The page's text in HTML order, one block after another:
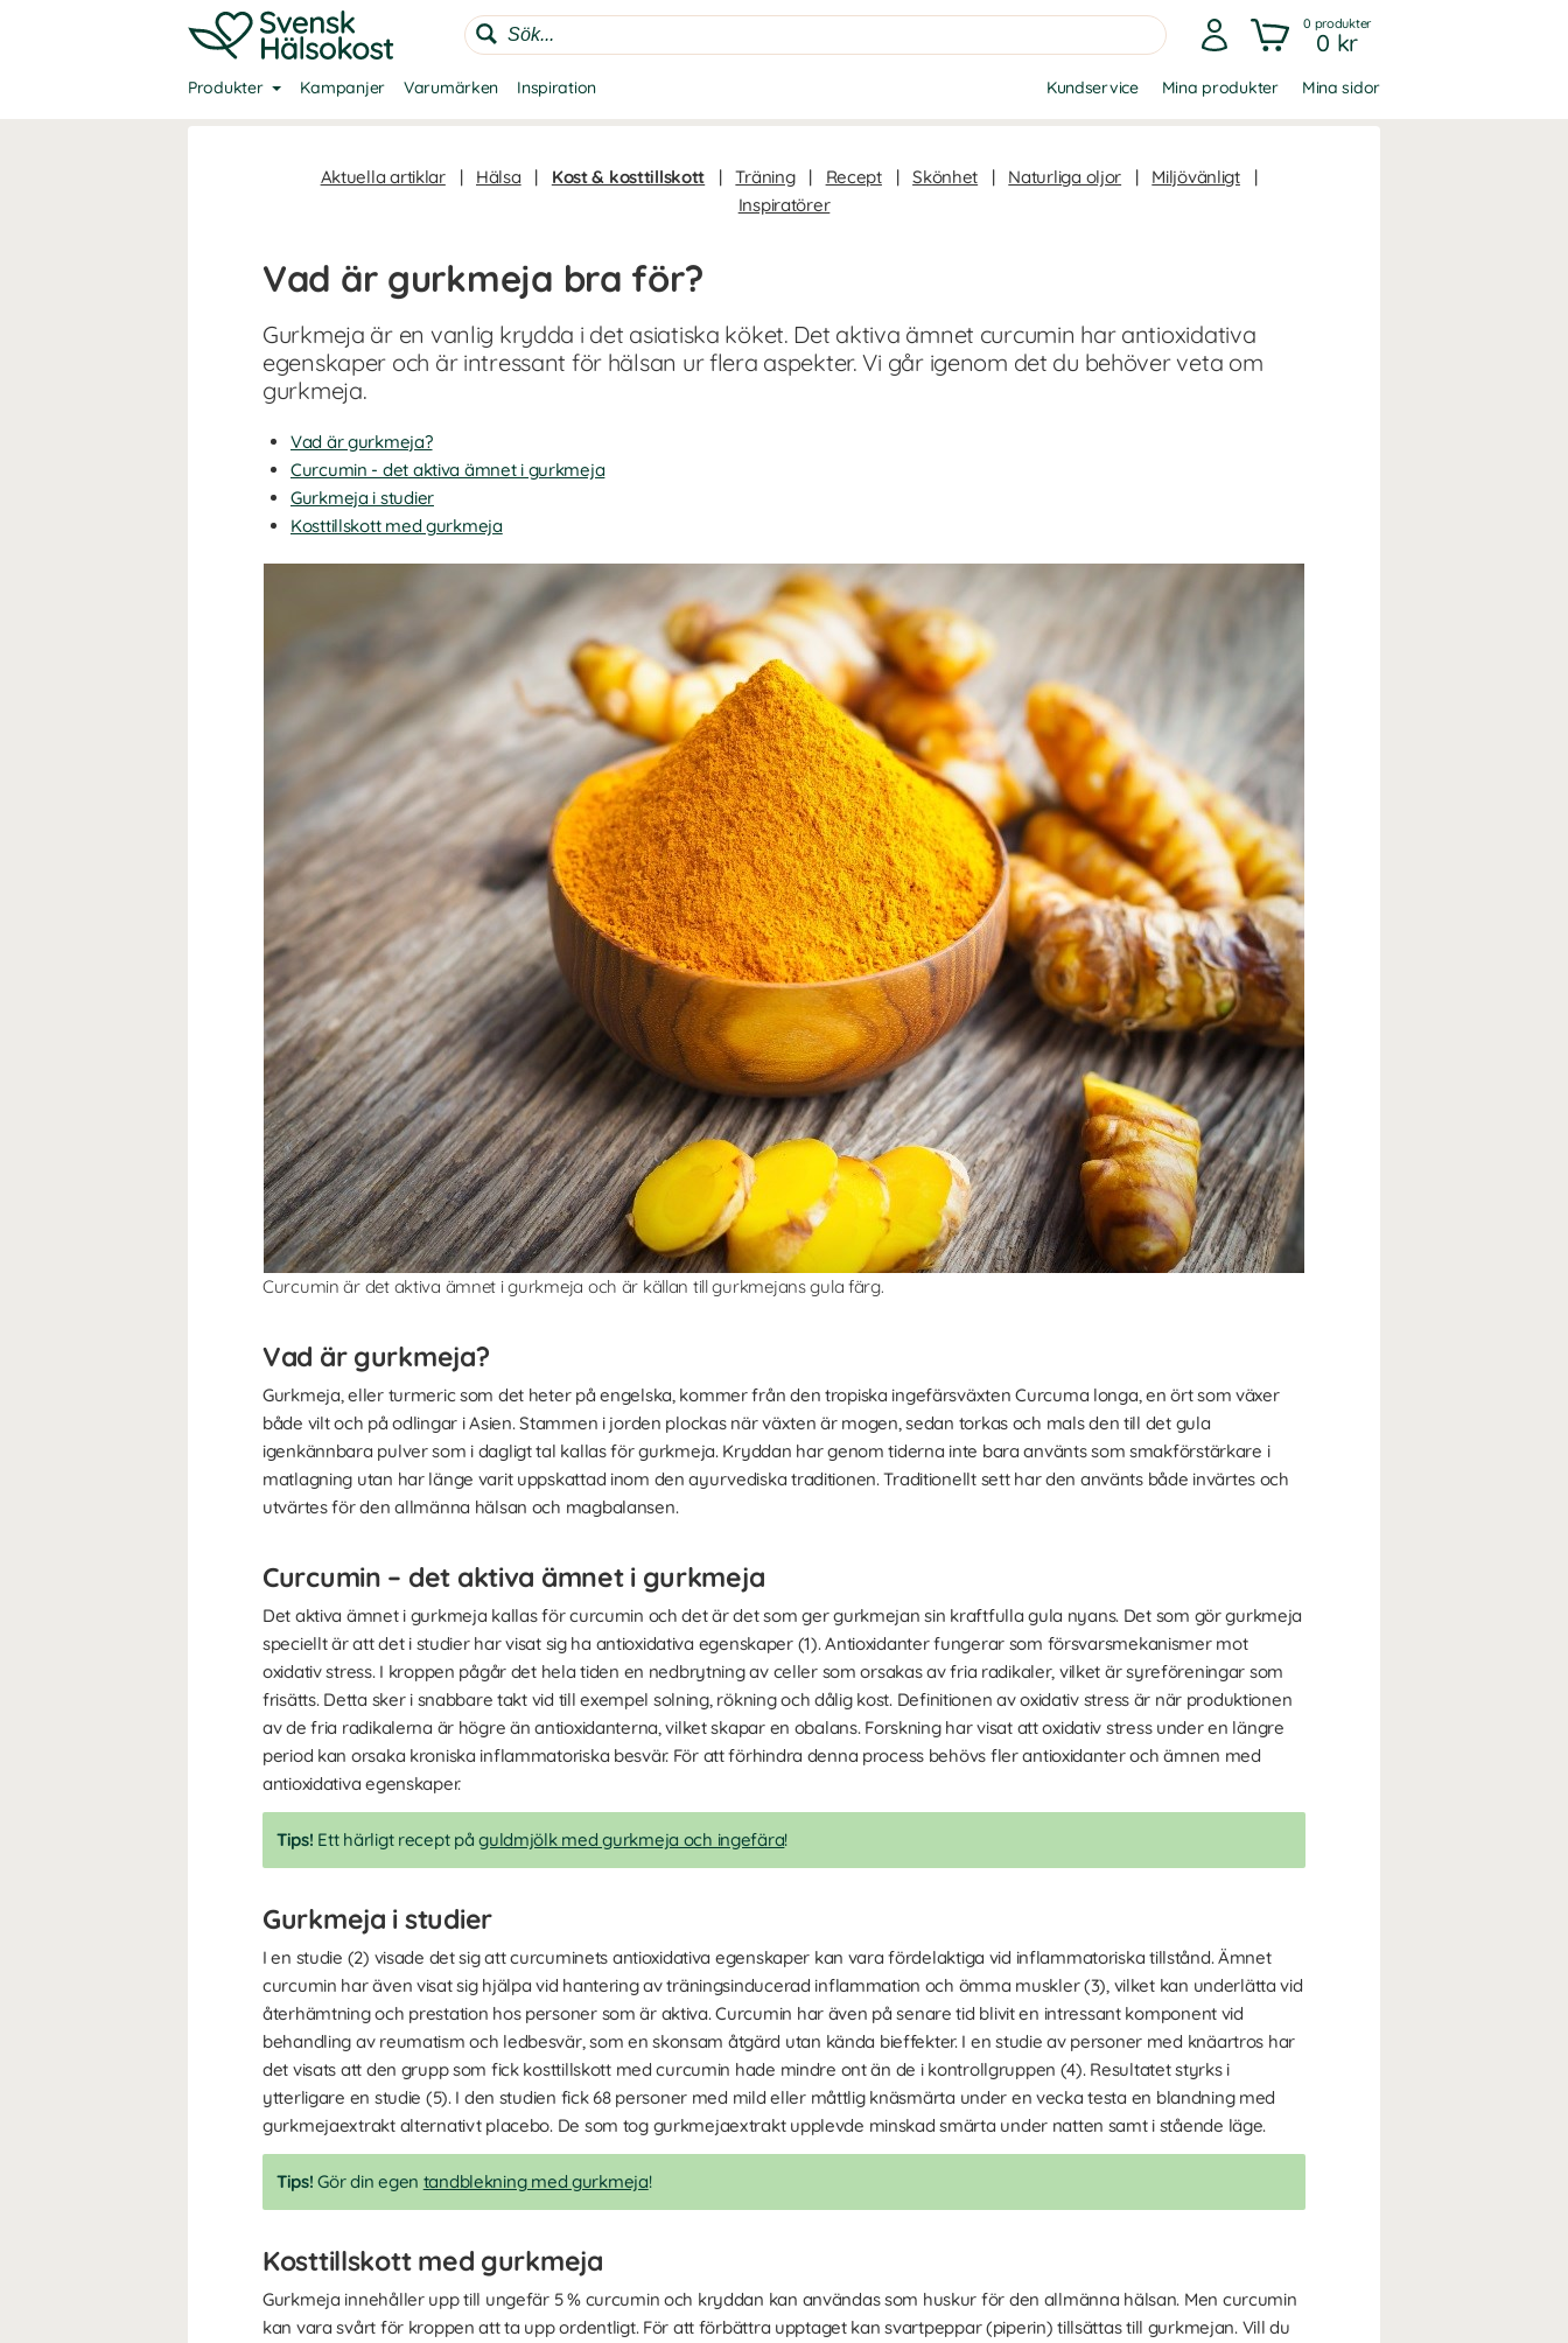
0 produkter
0 kr
Produkter Kampanjer Varumärken Inspiration Kundservice Mina produkter Mina sidor
Aktuella artiklar | Hälsa | Kost & kosttillskott | Träning | Recept | Skönhet | Naturliga oljor | Miljövänligt
|
Inspiratörer
Vad är gurkmeja bra för?
Gurkmeja är en vanlig krydda i det asiatiska köket. Det aktiva ämnet curcumin har antioxidativa
egenskaper och är intressant för hälsan ur flera aspekter. Vi går igenom det du behöver veta om
gurkmeja.
Vad är gurkmeja?
Curcumin - det aktiva ämnet i gurkmeja
Gurkmeja i studier
Kosttillskott med gurkmeja
Curcumin är det aktiva ämnet i gurkmeja och är källan till gurkmejans gula färg.
Vad är gurkmeja?
Gurkmeja, eller turmeric som det heter på engelska, kommer från den tropiska ingefärsväxten Curcuma longa, en ört som växer
både vilt och på odlingar i Asien. Stammen i jorden plockas när växten är mogen, sedan torkas och mals den till det gula
igenkännbara pulver som i dagligt tal kallas för gurkmeja. Kryddan har genom tiderna inte bara använts som smakförstärkare i
matlagning utan har länge varit uppskattad inom den ayurvediska traditionen. Traditionellt sett har den använts både invärtes och
utvärtes för den allmänna hälsan och magbalansen.
Curcumin – det aktiva ämnet i gurkmeja
Det aktiva ämnet i gurkmeja kallas för curcumin och det är det som ger gurkmejan sin kraftfulla gula nyans. Det som gör gurkmeja
speciellt är att det i studier har visat sig ha antioxidativa egenskaper (1). Antioxidanter fungerar som försvarsmekanismer mot
oxidativ stress. I kroppen pågår det hela tiden en nedbrytning av celler som orsakas av fria radikaler, vilket är syreföreningar som
frisätts. Detta sker i snabbare takt vid till exempel solning, rökning och dålig kost. Definitionen av oxidativ stress är när produktionen
av de fria radikalerna är högre än antioxidanterna, vilket skapar en obalans. Forskning har visat att oxidativ stress under en längre
period kan orsaka kroniska inflammatoriska besvär. För att förhindra denna process behövs fler antioxidanter och ämnen med
antioxidativa egenskaper.
Tips! Ett härligt recept påguldmjölk med gurkmeja och ingefära!
Gurkmeja i studier
I en studie (2) visade det sig att curcuminets antioxidativa egenskaper kan vara fördelaktiga vid inflammatoriska tillstånd. Ämnet
curcumin har även visat sig hjälpa vid hantering av träningsinducerad inflammation och ömma muskler (3), vilket kan underlätta vid
återhämtning och prestation hos personer som är aktiva. Curcumin har även på senare tid blivit en intressant komponent vid
behandling av reumatism och ledbesvär, som en skonsam åtgärd utan kända bieffekter. I en studie av personer med knäartros har
det visats att den grupp som fick kosttillskott med curcumin hade mindre ont än de i kontrollgruppen (4). Resultatet styrks i
ytterligare en studie (5). I den studien fick 68 personer med mild eller måttlig knäsmärta under en vecka testa en blandning med
gurkmejaextrakt alternativt placebo. De som tog gurkmejaextrakt upplevde minskad smärta under natten samt i stående läge.
Tips! Gör din egen tandblekning med gurkmeja!
Kosttillskott med gurkmeja
Gurkmeja innehåller upp till ungefär 5 % curcumin och kryddan kan användas som huskur för den allmänna hälsan. Men curcumin
kan vara svårt för kroppen att ta upp ordentligt. För att förbättra upptaget kan svartpeppar (piperin) tillsättas till gurkmejan. Vill du